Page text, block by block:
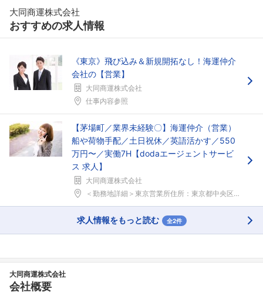
大同商運株式会社
おすすめの求人情報
《東京》飛び込み＆新規開拓なし！海運仲介
会社の【営業】
大同商運株式会社
仕事内容参照
【茅場町／業界未経験〇】海運仲介（営業）
船や荷物手配／土日祝休／英語活かす／550
万円〜／実働7H【dodaエージェントサービ
ス 求人】
大同商運株式会社
＜勤務地詳細＞東京営業所住所：東京都中央区日本橋茅...
求人情報をもっと読む 全2件
大同商運株式会社
会社概要